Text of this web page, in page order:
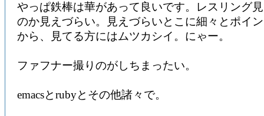
やっぱ鉄棒は華があって良いです。レスリング
のか見えづらい。見えづらいとこに細々とポイ
から、見てる方にはムツカシイ。にゃー。
ファフナー撮りのがしちまったい。
emacsとrubyとその他諸々で。